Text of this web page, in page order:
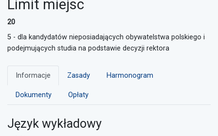
Limit miejsc
20
5 - dla kandydatów nieposiadających obywatelstwa polskiego i
podejmujących studia na podstawie decyzji rektora
Informacje Zasady Harmonogram
Dokumenty Opłaty
Język wykładowy